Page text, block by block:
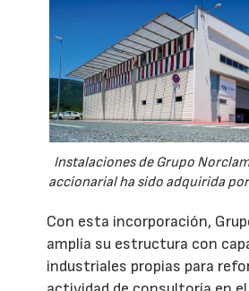
Instalaciones de Grupo
accionarial ha sido adquirida
Con esta incorporación,
amplía su estructura con
industriales propias para